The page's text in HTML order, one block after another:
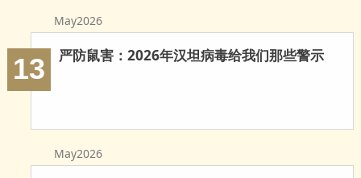
May2026
13 严防鼠害：2026年汉坦病毒给我们那些警示
May2026